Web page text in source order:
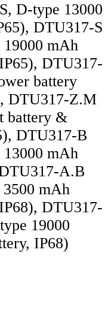
D-type 13000
DTU317-S
19000 mAh
DTU317-
battery
DTU317-Z.M
battery &
DTU317-B
13000 mAh
A.B
mAh
DTU317-
19000
IP68)